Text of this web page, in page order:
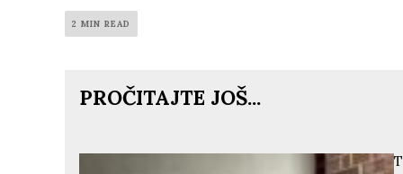
2 MIN READ
PROČITAJTE JOŠ...